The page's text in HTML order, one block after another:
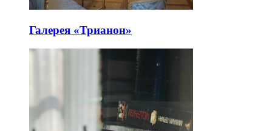
Галерея «Трианон»